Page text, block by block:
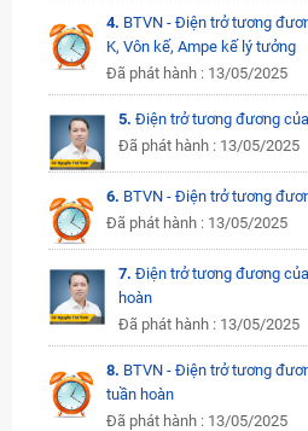
4. BTVN - Điện trở tương
K, Vôn kế, Ampe kế lý tưởng
Đã phát hành : 13/05/2025
5. Điện trở tương đương
Đã phát hành : 13/05/2025
6. BTVN - Điện trở tương
Đã phát hành : 13/05/2025
7. Điện trở tương đương
hoàn
Đã phát hành : 13/05/2025
8. BTVN - Điện trở tương
tuần hoàn
Đã phát hành : 13/05/2025